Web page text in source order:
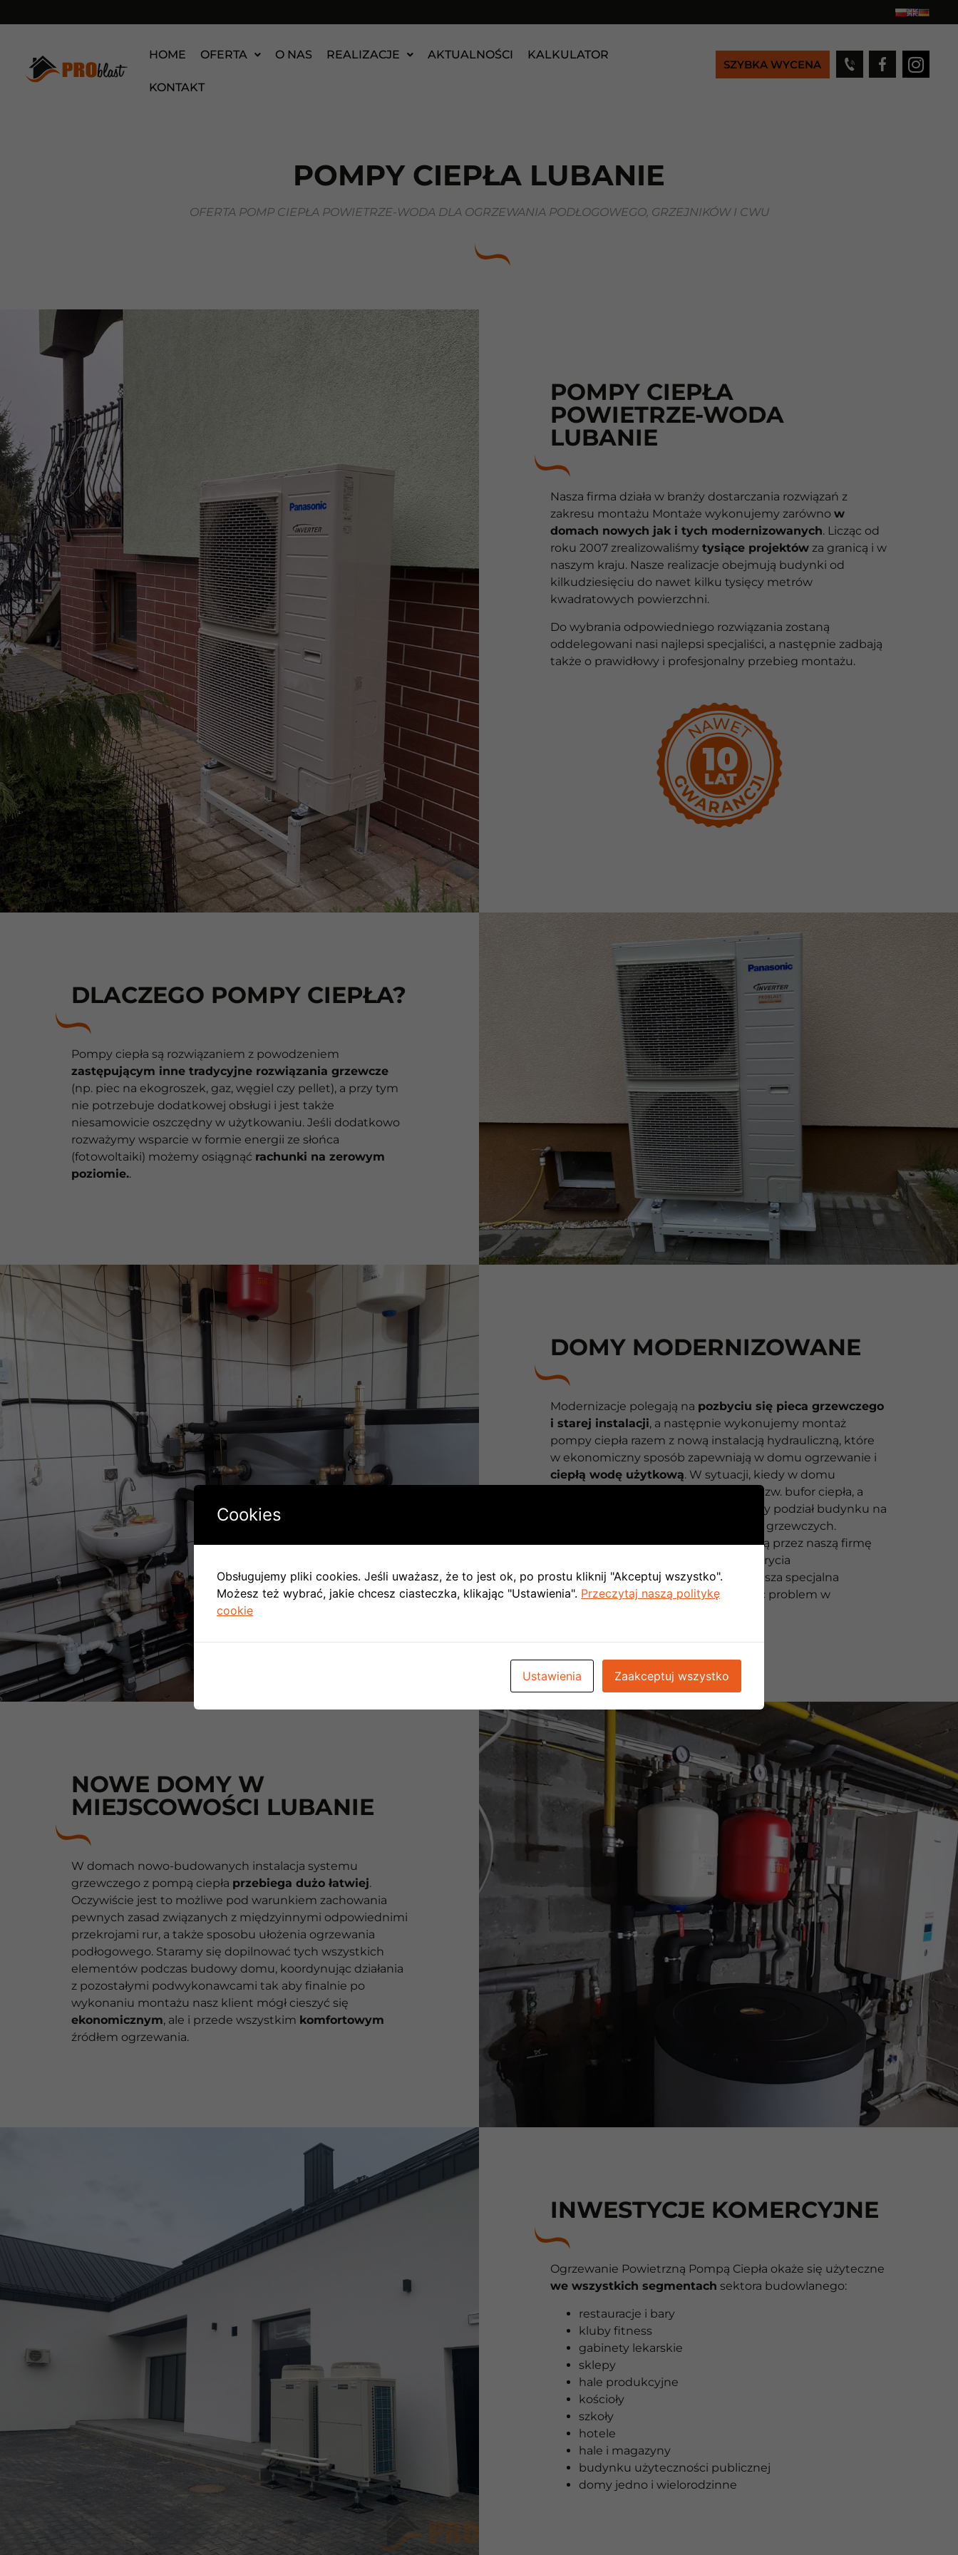
HOME OFERTA O NAS REALIZACJE AKTUALNOŚCI KALKULATOR
KONTAKT
SZYBKA WYCENA
POMPY CIEPŁA LUBANIE
OFERTA POMP CIEPŁA POWIETRZE-WODA DLA OGRZEWANIA PODŁOGOWEGO, GRZEJNIKÓW I CWU
POMPY CIEPŁA
POWIETRZE-WODA
LUBANIE
Nasza firma działa w branży dostarczania rozwiązań z
zakresu montażu Montaże wykonujemy zarówno w
domach nowych jak i tych modernizowanych. Licząc od
roku 2007 zrealizowaliśmy tysiące projektów za granicą i w
naszym kraju. Nasze realizacje obejmują budynki od
kilkudziesięciu do nawet kilku tysięcy metrów
kwadratowych powierzchni.
Do wybrania odpowiedniego rozwiązania zostaną
oddelegowani nasi najlepsi specjaliści, a następnie zadbają
także o prawidłowy i profesjonalny przebieg montażu.
DLACZEGO POMPY CIEPŁA?
Pompy ciepła są rozwiązaniem z powodzeniem
zastępującym inne tradycyjne rozwiązania grzewcze
(np. piec na ekogroszek, gaz, węgiel czy pellet), a przy tym
nie potrzebuje dodatkowej obsługi i jest także
niesamowicie oszczędny w użytkowaniu. Jeśli dodatkowo
rozważymy wsparcie w formie energii ze słońca
(fotowoltaiki) możemy osiągnąć rachunki na zerowym
poziomie..
DOMY MODERNIZOWANE
Modernizacje polegają na pozbyciu się pieca grzewczego
i starej instalacji, a następnie wykonujemy montaż
pompy ciepła razem z nową instalacją hydrauliczną, które
w ekonomiczny sposób zapewniają w domu ogrzewanie i
ciepłą wodę użytkową. W sytuacji, kiedy w domu
wystąpują także grzejniki stosujemy tzw. bufor ciepła, a
także na życzenie klienta wykonujemy podział budynku na
kilka oddzielnie kontrolowanych stref grzewczych.
Parametry działania całego systemu są przez naszą firmę
, a w razie wykrycia
nieprawidłowości w pracy systemu nasza specjalna
brygada serwisowa stara się rozwiązać problem w
NOWE DOMY W
MIEJSCOWOŚCI LUBANIE
W domach nowo-budowanych instalacja systemu
grzewczego z pompą ciepła przebiega dużo łatwiej.
Oczywiście jest to możliwe pod warunkiem zachowania
pewnych zasad związanych z międzyinnymi odpowiednimi
przekrojami rur, a także sposobu ułożenia ogrzewania
podłogowego. Staramy się dopilnować tych wszystkich
elementów podczas budowy domu, koordynując działania
z pozostałymi podwykonawcami tak aby finalnie po
wykonaniu montażu nasz klient mógł cieszyć się
ekonomicznym, ale i przede wszystkim komfortowym
źródłem ogrzewania.
INWESTYCJE KOMERCYJNE
Ogrzewanie Powietrzną Pompą Ciepła okaże się użyteczne
we wszystkich segmentach sektora budowlanego:
restauracje i bary
kluby fitness
gabinety lekarskie
sklepy
hale produkcyjne
kościoły
szkoły
hotele
hale i magazyny
budynku użyteczności publicznej
domy jedno i wielorodzinne
Cookies
Obsługujemy pliki cookies. Jeśli uważasz, że to jest ok, po prostu kliknij "Akceptuj wszystko".
Możesz też wybrać, jakie chcesz ciasteczka, klikając "Ustawienia". Przeczytaj naszą politykę
cookie
Ustawienia Zaakceptuj wszystko